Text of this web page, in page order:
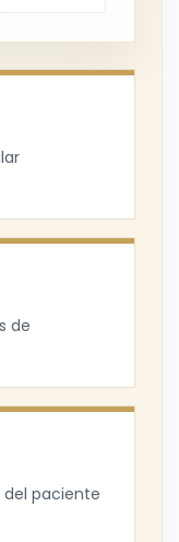
de
del paciente